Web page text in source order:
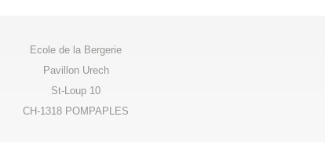
Ecole de la Bergerie
Pavillon Urech
St-Loup 10
CH-1318 POMPAPLES